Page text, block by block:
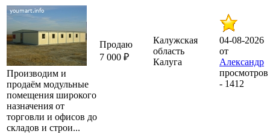
Производим и
продаём модульные
помещения широкого
назначения от
торговли и офисов до
складов и строи...
Продаю
7 000 ₽
Калужская
область
Калуга
04-08-2026
от
Александр
просмотров
- 1412